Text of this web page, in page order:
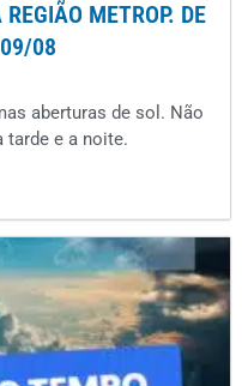
METROP. DE
08
aberturas de sol. Não
tarde e a noite.